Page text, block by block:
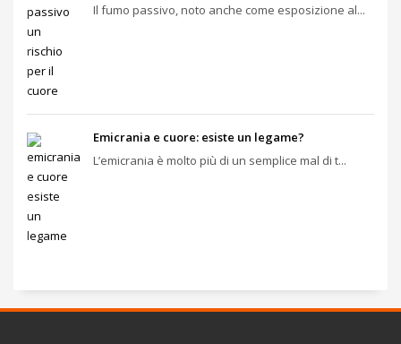
Il fumo passivo, noto anche come esposizione al...
Emicrania e cuore: esiste un legame?
L’emicrania è molto più di un semplice mal di t...